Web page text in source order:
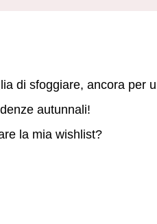
di sfoggiare, ancora per
autunnali!
la mia wishlist?